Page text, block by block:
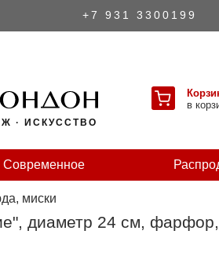
+7 931 3300199
· ИСКУССТВО
в
Современное
миски
диаметр 24 см,